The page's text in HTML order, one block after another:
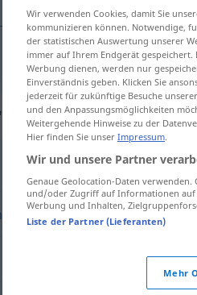
Wir verwenden Cookies, damit Sie
kommunizieren können. Notwendige,
der statistischen Auswertung unserer
immer auf Ihrem Endgerät
Werbung dienen, werden nur
Einverständnis geben. Klicken Sie
jederzeit für zukünftige Besuche
und den Anpassungsmöglichkeiten
Weitergehende Hinweise zu der
Hier finden Sie unser Impressum.
Wir und unsere Partner
Genaue Geolocation-Daten
und/oder Zugriff auf Informationen auf
Werbung und Inhalten,
Liste der Partner (Lieferanten)
Mehr